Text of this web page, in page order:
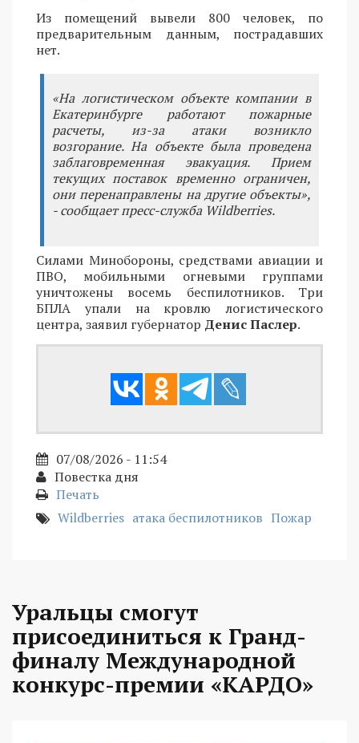
Из помещений вывели 800 человек, по
предварительным данным, пострадавших
нет.
«На логистическом объекте компании в
Екатеринбурге работают пожарные
расчеты, из-за атаки возникло
возгорание. На объекте была проведена
заблаговременная эвакуация. Прием
текущих поставок временно ограничен,
они перенаправлены на другие объекты»,
- сообщает пресс-служба Wildberries.
Силами Минобороны, средствами авиации и
ПВО, мобильными огневыми группами
уничтожены восемь беспилотников. Три
БПЛА упали на кровлю логистического
центра, заявил губернатор Денис Паслер.
07/08/2026 - 11:54
Повестка дня
Печать
Wildberries атака беспилотников Пожар
Уральцы смогут
присоединиться к Гранд-
финалу Международной
конкурс-премии «КАРДО»